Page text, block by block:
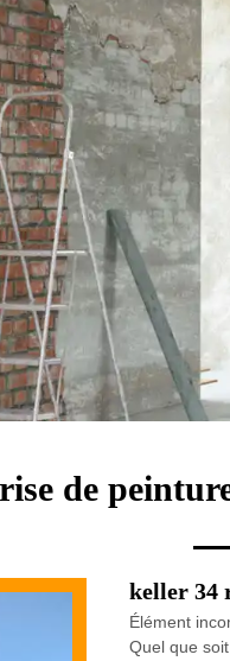
de
keller 34
Élément
Quel que